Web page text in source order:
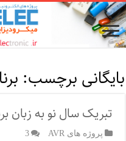
بایگانی برچسب:
تبریک سال نو به زبان
پروژه های AVR 3